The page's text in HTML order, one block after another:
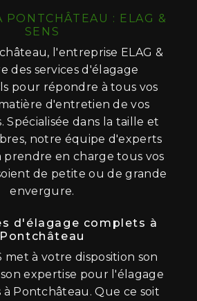
PONTCHÂTEAU : ELAG &
SENS
l'entreprise ELAG &
des services d'élagage
pour répondre à tous vos
d'entretien de vos
Spécialisée dans la taille et
notre équipe d'experts
prendre en charge tous vos
de petite ou de grande
envergure.
d'élagage complets à
Pontchâteau
met à votre disposition son
expertise pour l'élagage
à Pontchâteau. Que ce soit